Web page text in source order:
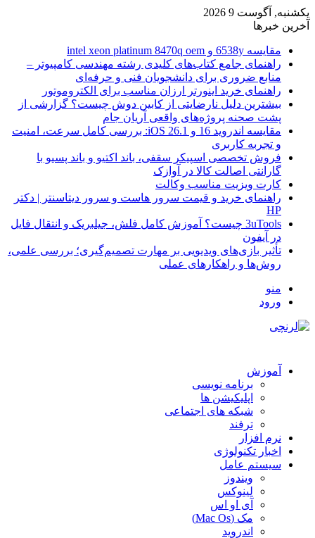
یکشنبه, آگوست 9 2026
آخرین خبرها
مقایسه 6538y و intel xeon platinum 8470q oem
راهنمای جامع کتاب‌های کلیدی رشته مهندسی کامپیوتر –
منابع ضروری برای دانشجویان فنی و حرفه‌ای
راهنمای خرید اینورتر ارزان مناسب برای الکتروموتور
بیشترین دلیل نارضایتی از کابین دوش چیست؟ گزارشی از
پشت صحنه پروژه‌های واقعی آریان جام
مقایسه اندروید 16 و iOS 26.1: بررسی کامل سرعت، امنیت
و تجربه کاربری
فروش تخصصی اسپیکر سقفی، باند اکتیو و باند پسیو با
گارانتی اصالت کالا در آوازک
کارت ویزیت مناسب وکالت
راهنمای خرید و قیمت سرور هاست و سرور دیتاسنتر | دکتر
HP
3uTools چیست؟ آموزش کامل فلش، جیلبریک و انتقال فایل
در آیفون
تأثیر بازی‌های ویدیویی بر مهارت تصمیم‌گیری؛ بررسی علمی،
روش‌ها و راهکارهای عملی
منو
ورود
آموزش
برنامه نویسی
اپلیکیشن ها
شبکه های اجتماعی
ترفند
نرم افزار
اخبار تکنولوژی
سیستم عامل
ویندوز
لینوکس
آی او اس
مک (Mac Os)
اندروید